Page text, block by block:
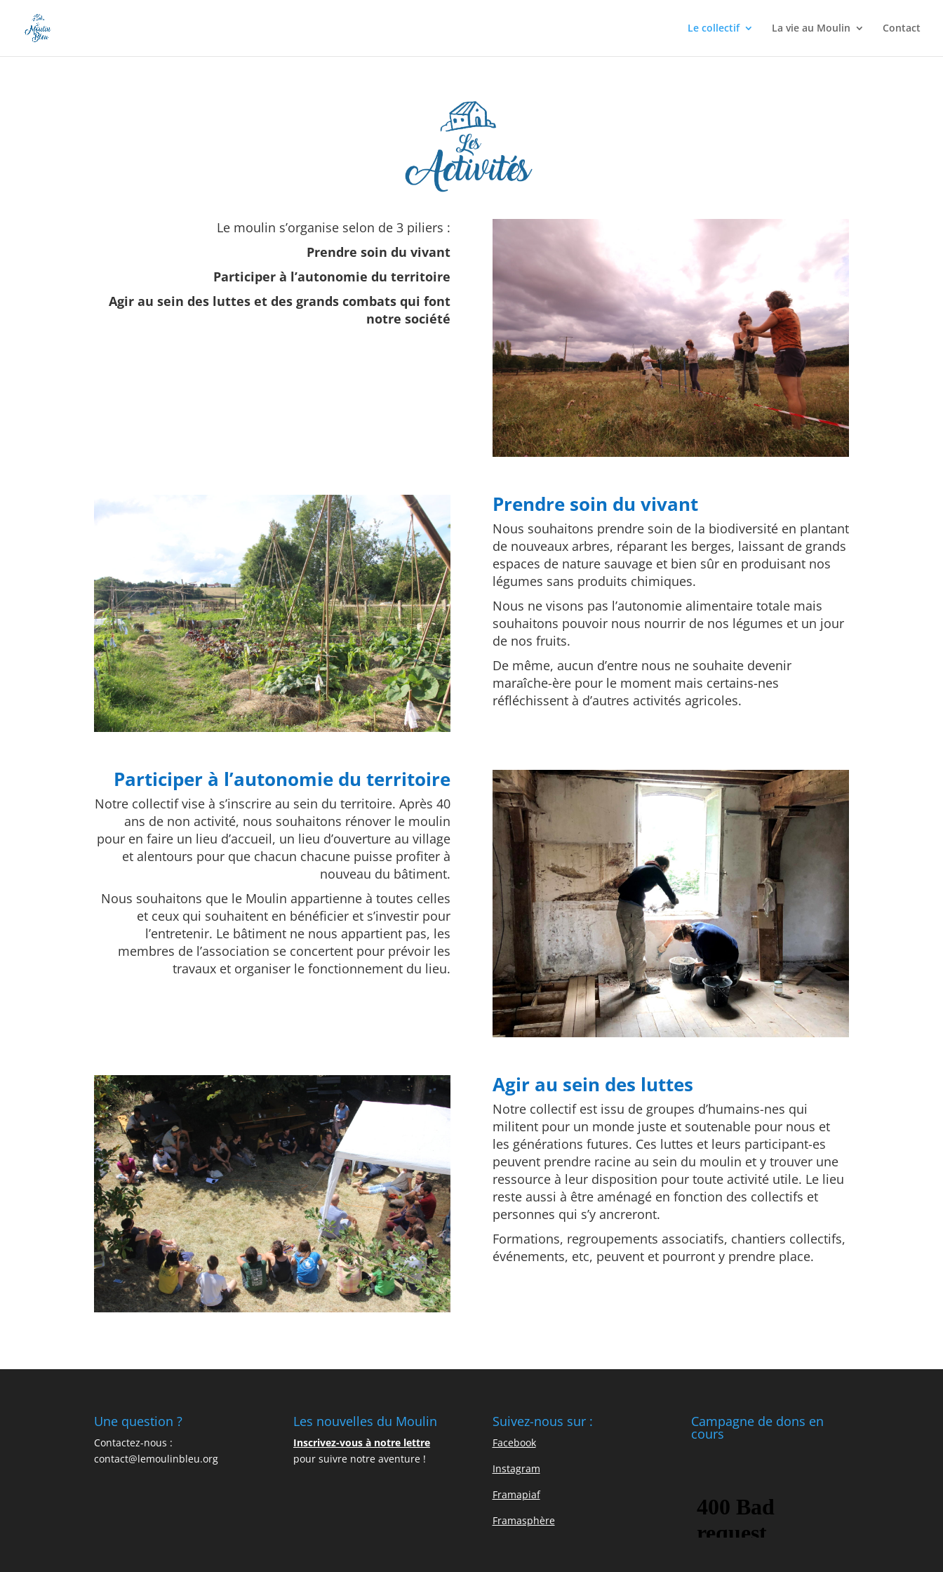
Le collectif La vie au Moulin Contact
Le moulin s’organise selon de 3 piliers :
Prendre soin du vivant
Participer à l’autonomie du territoire
Agir au sein des luttes et des grands combats qui font
notre société
Prendre soin du vivant
Nous souhaitons prendre soin de la biodiversité en plantant
de nouveaux arbres, réparant les berges, laissant de grands
espaces de nature sauvage et bien sûr en produisant nos
légumes sans produits chimiques.
Nous ne visons pas l’autonomie alimentaire totale mais
souhaitons pouvoir nous nourrir de nos légumes et un jour
de nos fruits.
De même, aucun d’entre nous ne souhaite devenir
maraîche-ère pour le moment mais certains-nes
réfléchissent à d’autres activités agricoles.
Participer à l’autonomie du territoire
Notre collectif vise à s’inscrire au sein du territoire. Après 40
ans de non activité, nous souhaitons rénover le moulin
pour en faire un lieu d’accueil, un lieu d’ouverture au village
et alentours pour que chacun chacune puisse profiter à
nouveau du bâtiment.
Nous souhaitons que le Moulin appartienne à toutes celles
et ceux qui souhaitent en bénéficier et s’investir pour
l’entretenir. Le bâtiment ne nous appartient pas, les
membres de l’association se concertent pour prévoir les
travaux et organiser le fonctionnement du lieu.
Agir au sein des luttes
Notre collectif est issu de groupes d’humains-nes qui
militent pour un monde juste et soutenable pour nous et
les générations futures. Ces luttes et leurs participant-es
peuvent prendre racine au sein du moulin et y trouver une
ressource à leur disposition pour toute activité utile. Le lieu
reste aussi à être aménagé en fonction des collectifs et
personnes qui s’y ancreront.
Formations, regroupements associatifs, chantiers collectifs,
événements, etc, peuvent et pourront y prendre place.
Une question ?
Contactez-nous :
contact@lemoulinbleu.org
Les nouvelles du Moulin
Inscrivez-vous à notre lettre
pour suivre notre aventure !
Suivez-nous sur :
Facebook
Instagram
Framapiaf
Framasphère
Campagne de dons en
cours